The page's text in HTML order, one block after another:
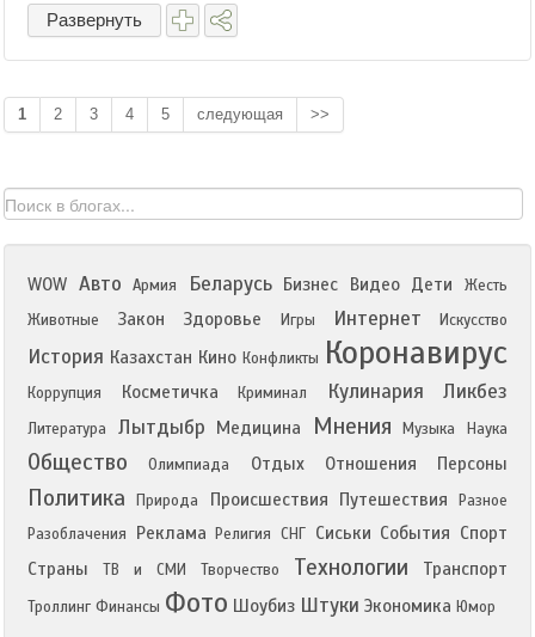
смешивания И еще обязательно ...
Развернуть
1 2 3 4 5 следующая >>
WOW Авто Армия Беларусь Бизнес Видео Дети
Жесть
Животные
Закон Здоровье Игры Интернет Искусство
История Казахстан Кино Конфликты Коронавирус
Коррупция Косметичка Криминал Кулинария Ликбез
Литература Лытдыбр Медицина Мнения Музыка Наука
Общество Олимпиада Отдых Отношения Персоны
Политика Природа Происшествия Путешествия
Разное
Разоблачения
Реклама Религия СНГ Сиськи События Спорт
Страны
ТВ и СМИ Творчество Технологии Транспорт
Троллинг Финансы Фото Шоубиз Штуки Экономика Юмор